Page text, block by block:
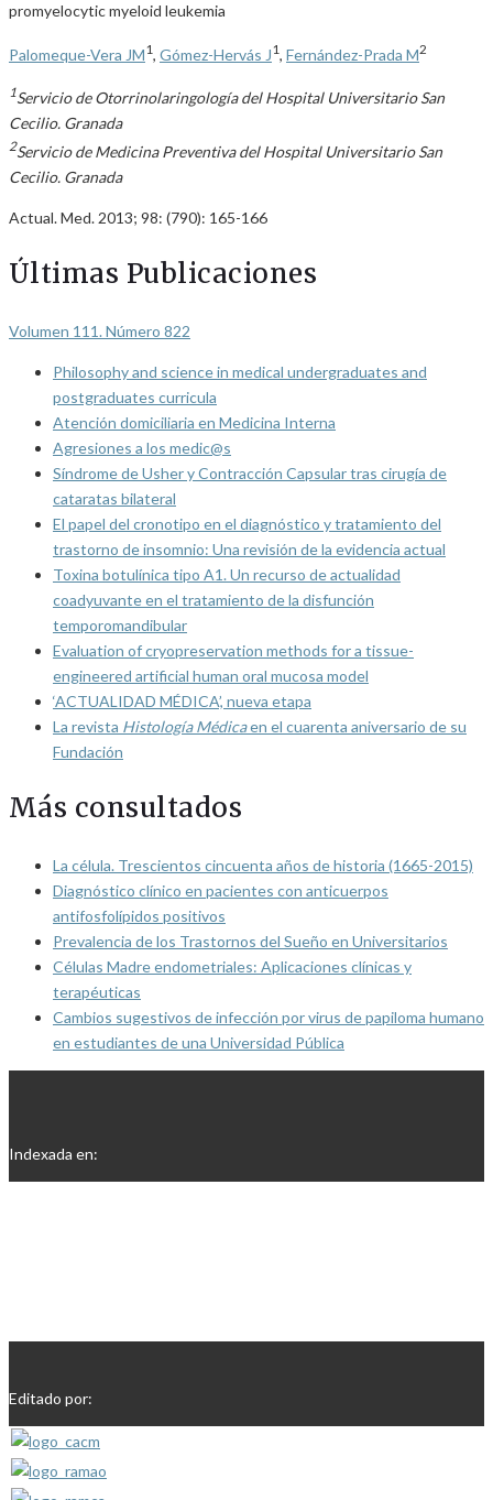
promyelocytic myeloid leukemia
Palomeque-Vera JM1, Gómez-Hervás J1, Fernández-Prada M2
1Servicio de Otorrinolaringología del Hospital Universitario San
Cecilio. Granada
2Servicio de Medicina Preventiva del Hospital Universitario San
Cecilio. Granada
Actual. Med. 2013; 98: (790): 165-166
Últimas Publicaciones
Volumen 111. Número 822
Philosophy and science in medical undergraduates and
postgraduates curricula
Atención domiciliaria en Medicina Interna
Agresiones a los medic@s
Síndrome de Usher y Contracción Capsular tras cirugía de
cataratas bilateral
El papel del cronotipo en el diagnóstico y tratamiento del
trastorno de insomnio: Una revisión de la evidencia actual
Toxina botulínica tipo A1. Un recurso de actualidad
coadyuvante en el tratamiento de la disfunción
temporomandibular
Evaluation of cryopreservation methods for a tissue-
engineered artificial human oral mucosa model
‘ACTUALIDAD MÉDICA’, nueva etapa
La revista Histología Médicaen el cuarenta aniversario de su
Fundación
Más consultados
La célula. Trescientos cincuenta años de historia (1665-2015)
Diagnóstico clínico en pacientes con anticuerpos
antifosfolípidos positivos
Prevalencia de los Trastornos del Sueño en Universitarios
Células Madre endometriales: Aplicaciones clínicas y
terapéuticas
Cambios sugestivos de infección por virus de papiloma humano
en estudiantes de una Universidad Pública
Indexada en:
Editado por: